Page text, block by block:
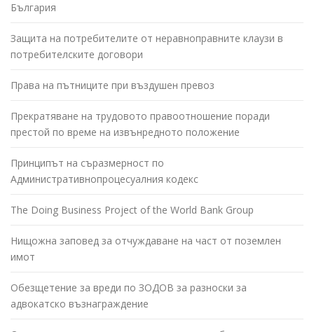
България
Защита на потребителите от неравноправните клаузи в
потребителските договори
Права на пътниците при въздушен превоз
Прекратяване на трудовото правоотношение поради
престой по време на извънредното положение
Принципът на съразмерност по
Административнопроцесуалния кодекс
The Doing Business Project of the World Bank Group
Нищожна заповед за отчуждаване на част от поземлен
имот
Обезщетение за вреди по ЗОДОВ за разноски за
адвокатско възнаграждение